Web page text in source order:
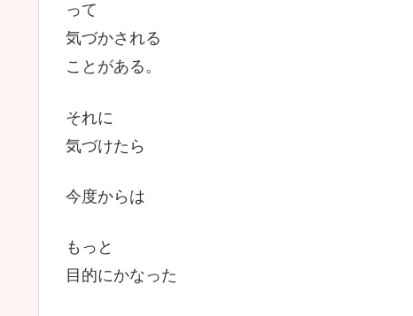
って
気づかされる
ことがある。
それに
気づけたら
今度からは
もっと
目的にかなった